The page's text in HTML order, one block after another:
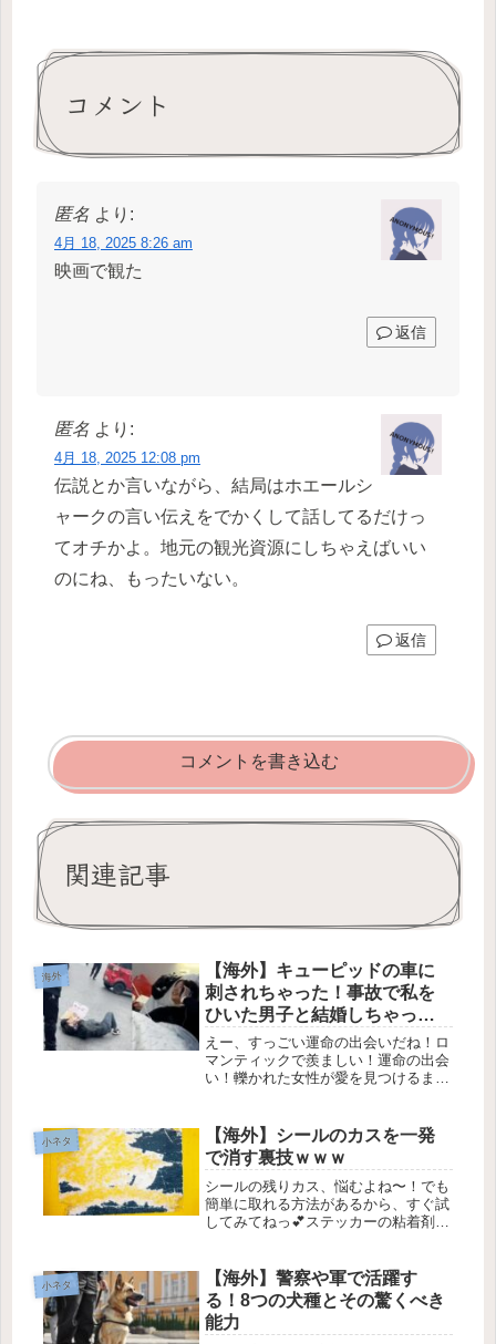
コメント
匿名 より:
4月 18, 2025 8:26 am
映画で観た
返信
匿名 より:
4月 18, 2025 12:08 pm
伝説とか言いながら、結局はホエールシ
ャークの言い伝えをでかくして話してるだけっ
てオチかよ。地元の観光資源にしちゃえばいい
のにね、もったいない。
返信
コメントを書き込む
関連記事
海外
【海外】キューピッドの車に
刺されちゃった！事故で私を
ひいた男子と結婚しちゃった
よ！
えー、すっごい運命の出会いだね！ロ
マンティックで羨ましい！運命の出会
い！轢かれた女性が愛を見つけるまで
出せるかな？✨ある中国の女性にとっ
て、その瞬間は忘れられないものでし
た...
小ネタ
【海外】シールのカスを一発
で消す裏技ｗｗｗ
シールの残りカス、悩むよね〜！でも
簡単に取れる方法があるから、すぐ試
してみてねっ💕ステッカーの粘着剤の
の取り方をご紹介します。✨ ステッカ
ーや価格タグなど、意外と取れない
粘...
小ネタ
【海外】警察や軍で活躍す
る！8つの犬種とその驚くべき
能力